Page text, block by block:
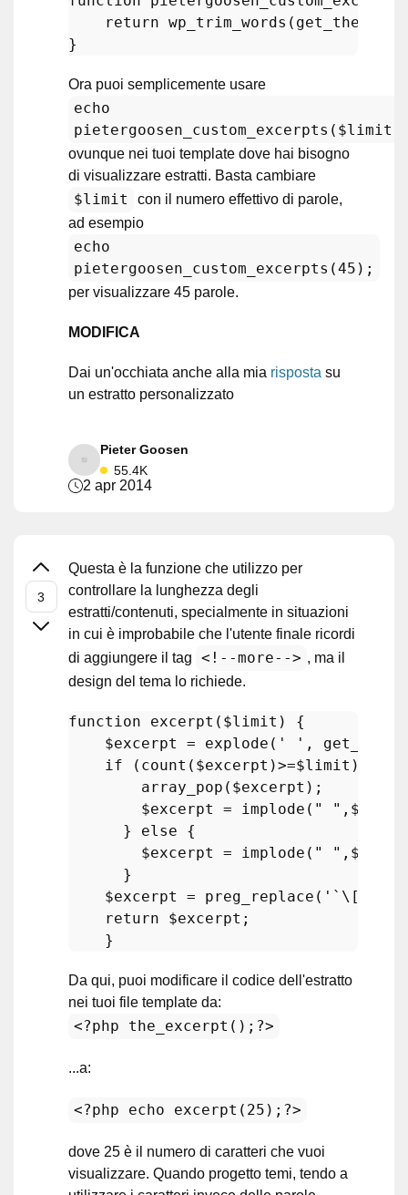
return wp_trim_words (
Ora puoi semplicemente usare
echo
ovunque nei tuoi template dove hai bisogno
di visualizzare estratti. Basta cambiare
$limit
con il numero effettivo di parole,
ad esempio
echo
pietergoosen_custom_excerpts(45);
per visualizzare 45 parole.
MODIFICA
Dai un'occhiata anche alla mia risposta su
un estratto personalizzato
Pieter Goosen
55.4K
2 apr 2014
Questa è la funzione che utilizzo per
controllare la lunghezza degli
estratti/contenuti, specialmente in situazioni
in cui è improbabile che l'utente finale ricordi
di aggiungere il tag
<!--more--> , ma il
design del tema lo richiede.
function excerpt ( $limit ) {
$excerpt
= explode ( ' ' ,
if ( count ( $excerpt )>=$limit ) {
array_pop ( $excerpt );
$excerpt
= implode ( " " ,
      }
else {
$excerpt
= implode ( " " ,
      }
$excerpt
= preg_replace (
return
$excerpt ;
Da qui, puoi modificare il codice dell'estratto
nei tuoi file template da:
<?php the_excerpt();?>
...a:
<?php echo excerpt(25);?>
dove 25 è il numero di caratteri che vuoi
visualizzare. Quando progetto temi, tendo a